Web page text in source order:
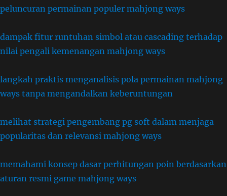
peluncuran permainan populer mahjong ways
dampak fitur runtuhan simbol atau cascading terhadap
nilai pengali kemenangan mahjong ways
langkah praktis menganalisis pola permainan mahjong
ways tanpa mengandalkan keberuntungan
melihat strategi pengembang pg soft dalam menjaga
popularitas dan relevansi mahjong ways
memahami konsep dasar perhitungan poin berdasarkan
aturan resmi game mahjong ways